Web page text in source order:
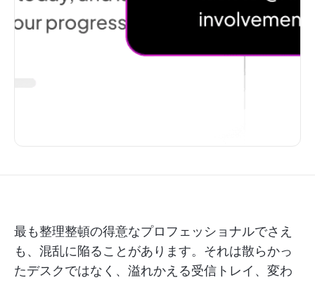
最も整理整頓の得意なプロフェッショナルでさえ
も、混乱に陥ることがあります。それは散らかっ
たデスクではなく、溢れかえる受信トレイ、変わ